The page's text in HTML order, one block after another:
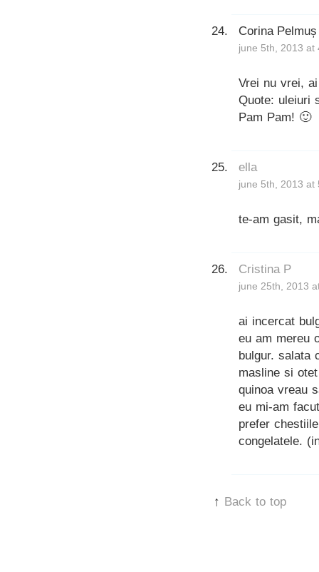
Corina Pelmuș
june 5th, 2013 at
Vrei nu vrei,
Quote: uleiuri
Pam Pam! 🙂
ella
june 5th, 2013 at
te-am gasit,
Cristina P
june 25th, 2013
ai incercat
eu am mereu
bulgur. salata
masline si
quinoa vreau
eu mi-am
prefer
congelatele.
↑ Back to top